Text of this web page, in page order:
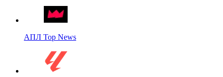
АПЛ Top News